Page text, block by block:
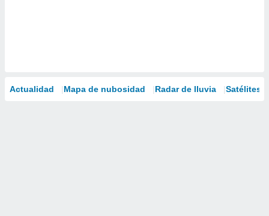
Actualidad Mapa de nubosidad Radar de lluvia Satélites